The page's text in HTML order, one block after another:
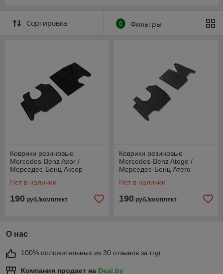
Сортировка 0 Фильтры
Коврики резиновые
Mercedes-Benz Axor /
Мерседес-Бенц Аксор
Нет в наличии
190 руб./комплект
Коврики резиновые
Mercedes-Benz Atego /
Мерседес-Бенц Атего
Нет в наличии
190 руб./комплект
О нас
100% положительных из 30 отзывов за год
Компания продает на Deal.by